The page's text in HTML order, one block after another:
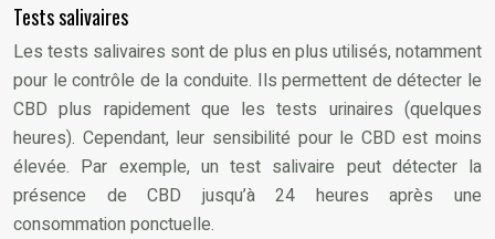
Tests salivaires
Les tests salivaires sont de plus en plus utilisés, notamment
pour le contrôle de la conduite. Ils permettent de détecter le
CBD plus rapidement que les tests urinaires (quelques
heures). Cependant, leur sensibilité pour le CBD est moins
élevée. Par exemple, un test salivaire peut détecter la
présence de CBD jusqu’à 24 heures après une
consommation ponctuelle.